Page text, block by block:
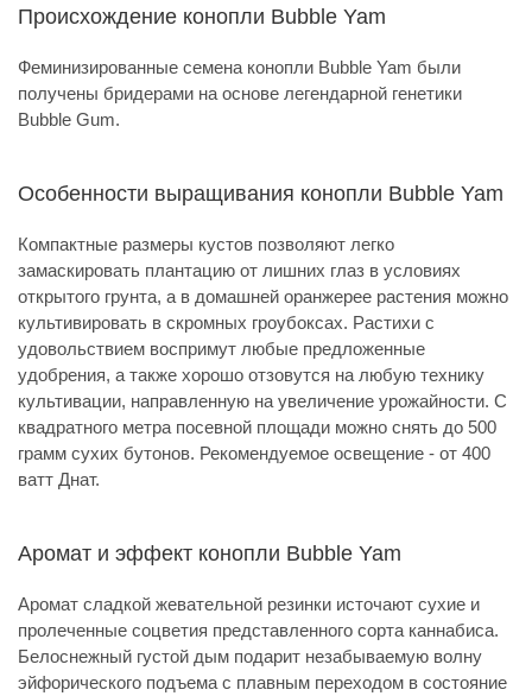
Происхождение конопли Bubble Yam
Феминизированные семена конопли Bubble Yam были
получены бридерами на основе легендарной генетики
Bubble Gum.
Особенности выращивания конопли Bubble Yam
Компактные размеры кустов позволяют легко
замаскировать плантацию от лишних глаз в условиях
открытого грунта, а в домашней оранжерее растения можно
культивировать в скромных гроубоксах. Растихи с
удовольствием воспримут любые предложенные
удобрения, а также хорошо отзовутся на любую технику
культивации, направленную на увеличение урожайности. С
квадратного метра посевной площади можно снять до 500
грамм сухих бутонов. Рекомендуемое освещение - от 400
ватт Днат.
Аромат и эффект конопли Bubble Yam
Аромат сладкой жевательной резинки источают сухие и
пролеченные соцветия представленного сорта каннабиса.
Белоснежный густой дым подарит незабываемую волну
эйфорического подъема с плавным переходом в состояние